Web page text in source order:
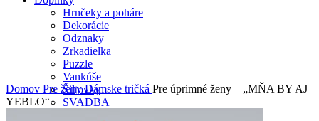
Hrnčeky a poháre
Dekorácie
Odznaky
Zrkadielka
Puzzle
Vankúše
Šiltovky
SVADBA
Kliknite pre zväčšenie
Domov Pre ženyDámske tričká Pre úprimné ženy – „MŇA BY AJ
YEBLO“